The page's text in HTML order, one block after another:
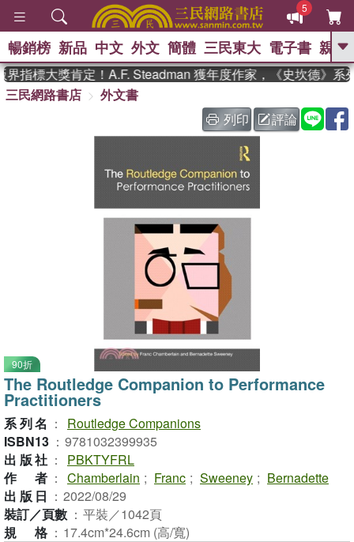
5
GO
The Odyssey 、 父親節 、 如果歷
史是一群喵 、 暑期推薦 、 國際布克
方念華
數學女孩：黎曼猜想
偉大的迷走神經
暢銷榜 新品 中文 外文 簡體 三民東大 電子書 親子
指標大獎肯定！A.F. Steadman 獲年度作家，《史坎德》系列
三民網路書店
外文書
列印
評論
90折
The Routledge Companion to Performance
Practitioners
系列名 ：
Routledge Companions
ISBN13 ： 9781032399935
出版社 ：
PBKTYFRL
作者 ： Chamberlain ; Franc ; Sweeney ; Bernadette
出版日 ： 2022/08/29
裝訂／頁數 ： 平裝／1042頁
規格 ： 17.4cm*24.6cm (高/寬)